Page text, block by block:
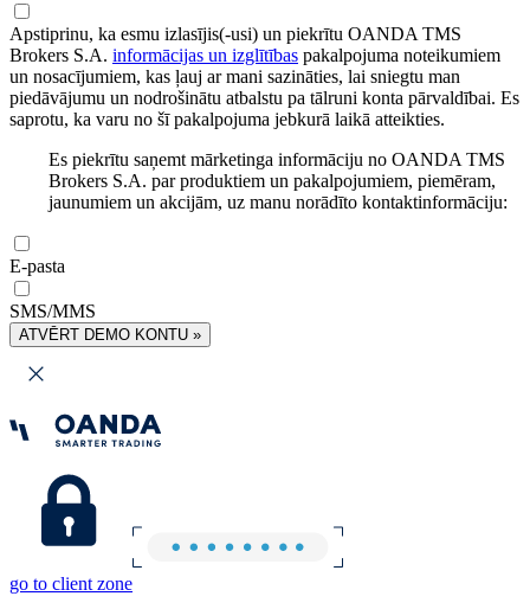
Apstiprinu, ka esmu izlasījis(-usi) un piekrītu OANDA TMS
Brokers S.A. informācijas un izglītības pakalpojuma noteikumiem
un nosacījumiem, kas ļauj ar mani sazināties, lai sniegtu man
piedāvājumu un nodrošinātu atbalstu pa tālruni konta pārvaldībai. Es
saprotu, ka varu no šī pakalpojuma jebkurā laikā atteikties.
Es piekrītu saņemt mārketinga informāciju no OANDA TMS
Brokers S.A. par produktiem un pakalpojumiem, piemēram,
jaunumiem un akcijām, uz manu norādīto kontaktinformāciju:
E-pasta
SMS/MMS
ATVĒRT DEMO KONTU »
go to client zone